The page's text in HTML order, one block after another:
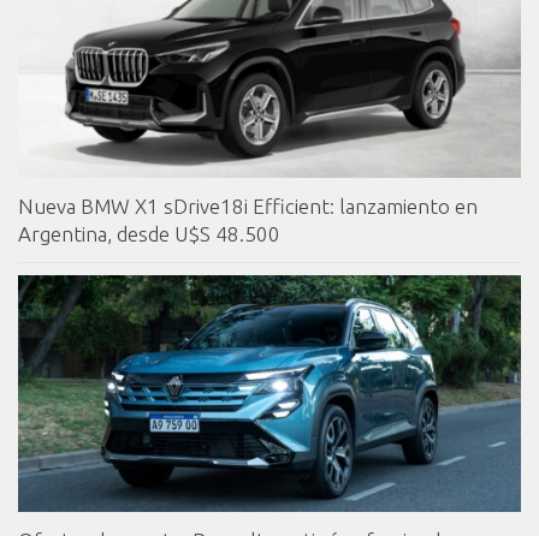
Nueva BMW X1 sDrive18i Efficient: lanzamiento en
Argentina, desde U$S 48.500